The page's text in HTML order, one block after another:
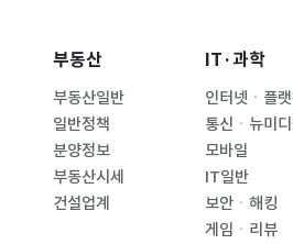
부동산
부동산일반
일반정책
분양정보
부동산시세
건설업계
IT·과학
인터넷ㆍ플
통신ㆍ뉴미디
모바일
IT일반
보안ㆍ해킹
게임ㆍ리뷰